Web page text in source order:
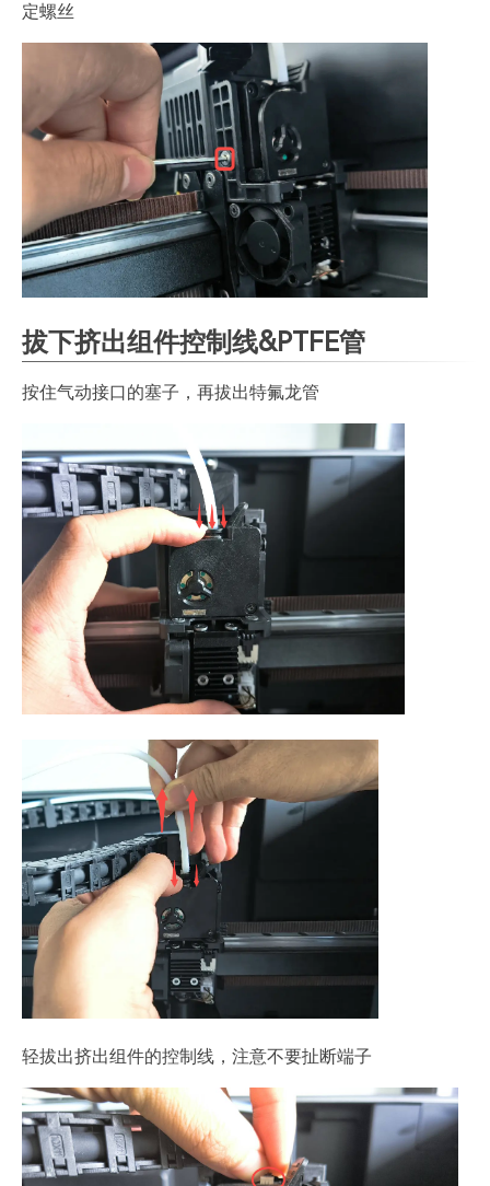
定螺丝
拔下挤出组件控制线&PTFE管
按住气动接口的塞子，再拔出特氟龙管
轻拔出挤出组件的控制线，注意不要扯断端子